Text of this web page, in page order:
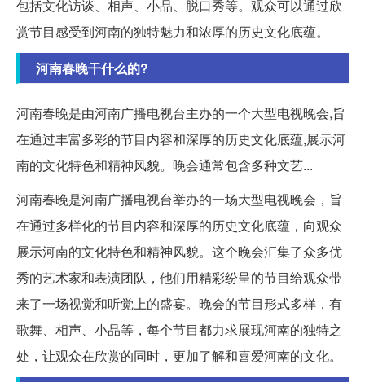
包括文化访谈、相声、小品、脱口秀等。观众可以通过欣
赏节目感受到河南的独特魅力和浓厚的历史文化底蕴。
河南春晚干什么的?
河南春晚是由河南广播电视台主办的一个大型电视晚会,旨
在通过丰富多彩的节目内容和深厚的历史文化底蕴,展示河
南的文化特色和精神风貌。晚会通常包含多种文艺...
河南春晚是河南广播电视台举办的一场大型电视晚会，旨
在通过多样化的节目内容和深厚的历史文化底蕴，向观众
展示河南的文化特色和精神风貌。这个晚会汇集了众多优
秀的艺术家和表演团队，他们用精彩纷呈的节目给观众带
来了一场视觉和听觉上的盛宴。晚会的节目形式多样，有
歌舞、相声、小品等，每个节目都力求展现河南的独特之
处，让观众在欣赏的同时，更加了解和喜爱河南的文化。